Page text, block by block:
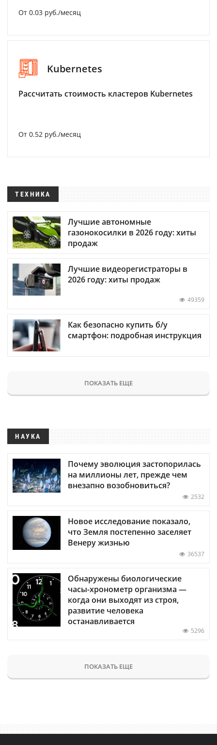
От 0.03 руб./месяц
Kubernetes
Рассчитать стоимость кластеров Kubernetes
От 0.52 руб./месяц
ТЕХНИКА
Лучшие автономные
газонокосилки в 2026 году: хиты
продаж
Лучшие видеорегистраторы в
2026 году: хиты продаж
49359
Как безопасно купить б/у
смартфон: подробная инструкция
ПОКАЗАТЬ ЕЩЕ
НАУКА
Почему эволюция застопорилась
на миллионы лет, прежде чем
внезапно возобновиться?
2532
Новое исследование показало,
что Земля постепенно заселяет
Венеру жизнью
36537
Обнаружены биологические
часы-хронометр организма —
когда они выходят из строя,
развитие человека
останавливается
5296
ПОКАЗАТЬ ЕЩЕ